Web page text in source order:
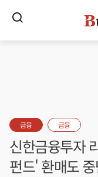
금융 금융
신한금융투자
펀드' 환매도